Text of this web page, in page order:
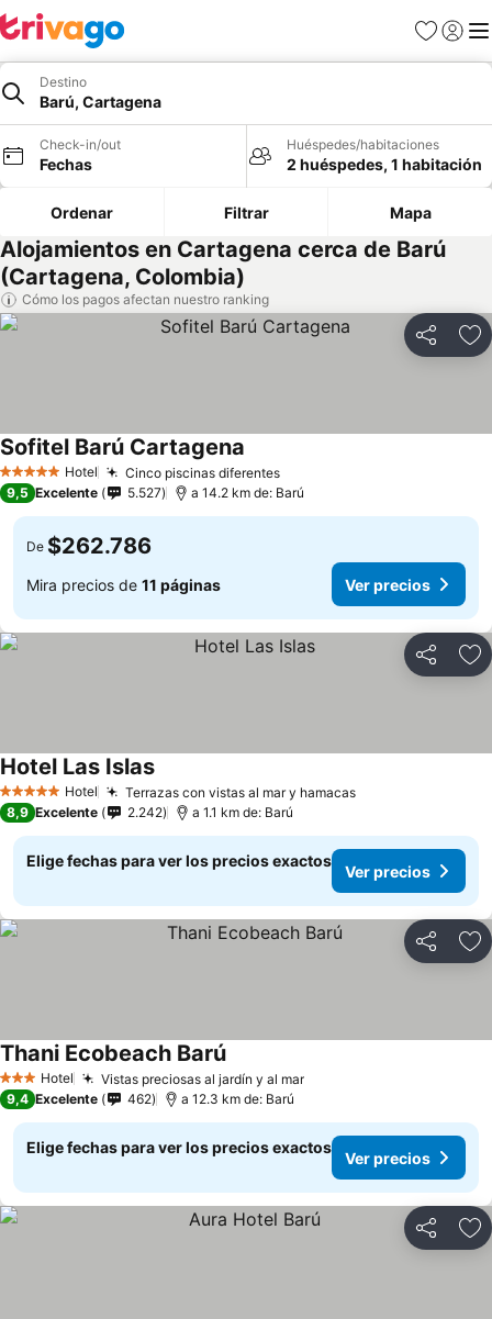
Favoritos
Iniciar
Destino
Barú, Cartagena
Check-in/out
Fechas
Huéspedes/habitaciones
2 huéspedes, 1 habitación
Ordenar Filtrar Mapa
Alojamientos en Cartagena cerca de Barú
(Cartagena, Colombia)
Cómo los pagos afectan nuestro ranking
Compartir
5 Estrellas Hotel Cinco piscinas diferentesVer precios
Sofitel Barú Cartagena
9,5 Excelente 5.527 a 14.2 km de: Barú
De $262.786
Mira precios de 11 páginas Ver precios
Compartir
5 Estrellas Hotel Terrazas con vistas al mar y hamacasVer precios
Hotel Las IslasVer precios
8,9 Excelente 2.242 a 1.1 km de: Barú
Elige fechas para ver los precios exactos
Ver precios
Compartir
3 Estrellas
Hotel Vistas preciosas al jardín y al marVer precios
Thani Ecobeach BarúVer precios
9,4 Excelente 462 a 12.3 km de: Barú
Elige fechas para ver los precios exactos
Ver precios
Compartir